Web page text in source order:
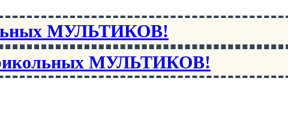
МУЛЬТИКОВ!
МУЛЬТИКОВ!